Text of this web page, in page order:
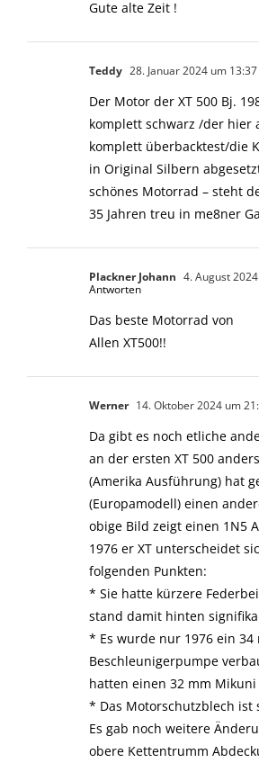
Gute alte Zeit !
Teddy 28. Januar 2024 um
Der Motor der XT 500 Bj.
komplett schwarz /der hier
komplett überbacktest/die
in Original Silbern
schönes Motorrad – steht
35 Jahren treu in me8ner
Plackner Johann 4. August
Antworten
Das beste Motorrad von
Allen XT500!!
Werner 14. Oktober 2024 um
Da gibt es noch etliche
an der ersten XT 500
(Amerika Ausführung) hat
(Europamodell) einen
obige Bild zeigt einen 1N5
1976 er XT unterscheidet
folgenden Punkten:
* Sie hatte kürzere
stand damit hinten
* Es wurde nur 1976 ein 34
Beschleunigerpumpe
hatten einen 32 mm Mikuni
* Das Motorschutzblech ist
Es gab noch weitere
obere Kettentrumm